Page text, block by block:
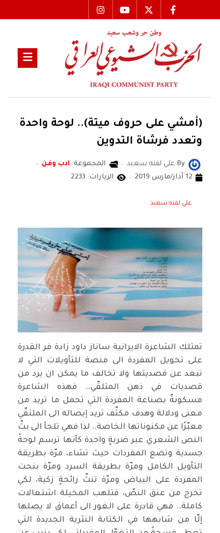
(أمشي على حروف ميتة).. لوحة واحدة
وتعدد فرشاة التدوين
By علي لفته سعيد المجموعة: ادب وفن
12 آذار/مارس 2019
الزيارات: 2233
علي لفته سعيد
تمتلك الشاعرة الايرانية ساناز داود زادة فر القدرة
على تحويل المفردة الى منصة للتأويلات التي لا
تبعد عن قصديتها ولا تخالف ما يمكن ان يرد من
قصديات في ذهن المتلقّي.. فهذه الشاعرة
مسكونةٌ بصناعة المفردة التي تحمل ما تريد من
معنى ودلالة وهدف مكثّف تريد إيصاله الى الملتقّي
معبّرًا عن مكنوناتها الخاصة.. لذا فهي تلجأ الى بثّ
النص الشعري عبر ضربةٍ واحدة كأنها ترسم لوحةً
جسدية وتضع المفردات حيث تشاء، مرّة بطريقة
التأويل الكامل ومرّة بطريقة السرد ومرّة بنحت
المفردة على البياض ومرّة تنثّ رائحةٍ زكية، لكي
تخرج من عنق النصّ، فتلهب المخيلة اشتعالات
كاملة.. فهي قادرة على الغور الى أعماق لا يصلها
إلّا من شابهها في الكتابة النثرية الجديدة التي